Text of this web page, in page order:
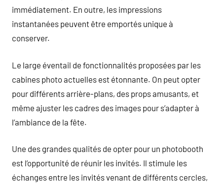
immédiatement. En outre, les impressions
instantanées peuvent être emportés unique à
conserver.
Le large éventail de fonctionnalités proposées par les
cabines photo actuelles est étonnante. On peut opter
pour différents arrière-plans, des props amusants, et
même ajuster les cadres des images pour s’adapter à
l’ambiance de la fête.
Une des grandes qualités de opter pour un photobooth
est l’opportunité de réunir les invités. Il stimule les
échanges entre les invités venant de différents cercles,